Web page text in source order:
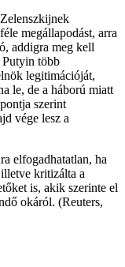
megállapodást, arra
addigra meg kell
Putyin több
legitimációját,
le, de a háború miatt
szerint
vége lesz a
elfogadhatatlan, ha
kritizálta a
is, akik szerinte el
okáról. (Reuters,